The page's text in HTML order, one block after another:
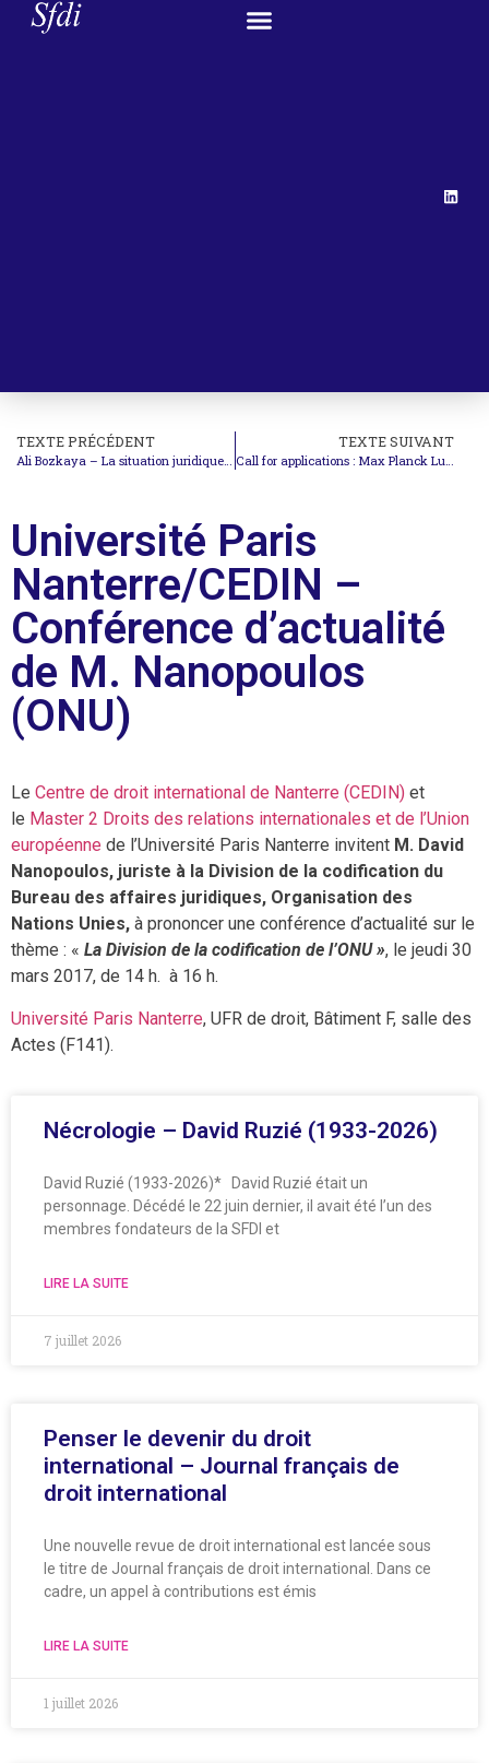
TEXTE PRÉCÉDENT TEXTE SUIVANT
Université Paris
Nanterre/CEDIN –
Conférence d’actualité
de M. Nanopoulos
(ONU)
Le Centre de droit international de Nanterre (CEDIN) et
le Master 2 Droits des relations internationales et de l’Union
européenne de l’Université Paris Nanterre invitent M. David
Nanopoulos, juriste à la Division de la codification du
Bureau des affaires juridiques, Organisation des
Nations Unies, à prononcer une conférence d’actualité sur le
thème : « La Division de la codification de l’ONU », le jeudi 30
mars 2017, de 14 h. à 16 h.
Université Paris Nanterre, UFR de droit, Bâtiment F, salle des
Actes (F141).
Nécrologie – David Ruzié (1933-2026)
David Ruzié (1933-2026)* David Ruzié était un
personnage. Décédé le 22 juin dernier, il avait été l’un des
membres fondateurs de la SFDI et
LIRE LA SUITE
7 juillet 2026
Penser le devenir du droit
international – Journal français de
droit international
Une nouvelle revue de droit international est lancée sous
le titre de Journal français de droit international. Dans ce
cadre, un appel à contributions est émis
LIRE LA SUITE
1 juillet 2026